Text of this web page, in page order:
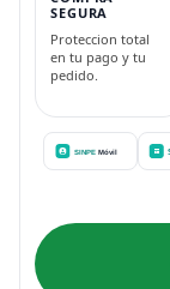
SEGURA
Proteccion total
en tu pago y tu
pedido.